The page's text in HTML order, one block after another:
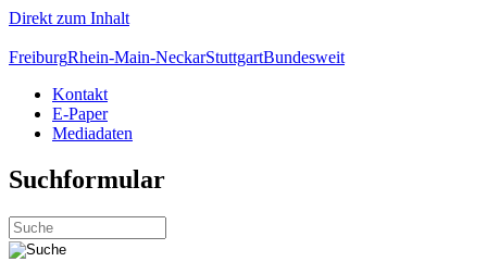
Direkt zum Inhalt
FreiburgRhein-Main-NeckarStuttgartBundesweit
Kontakt
E-Paper
Mediadaten
Suchformular